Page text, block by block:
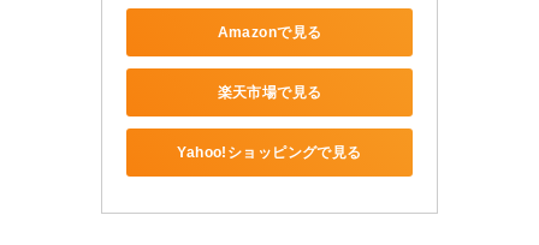
Amazonで見る
楽天市場で見る
Yahoo!ショッピングで見る